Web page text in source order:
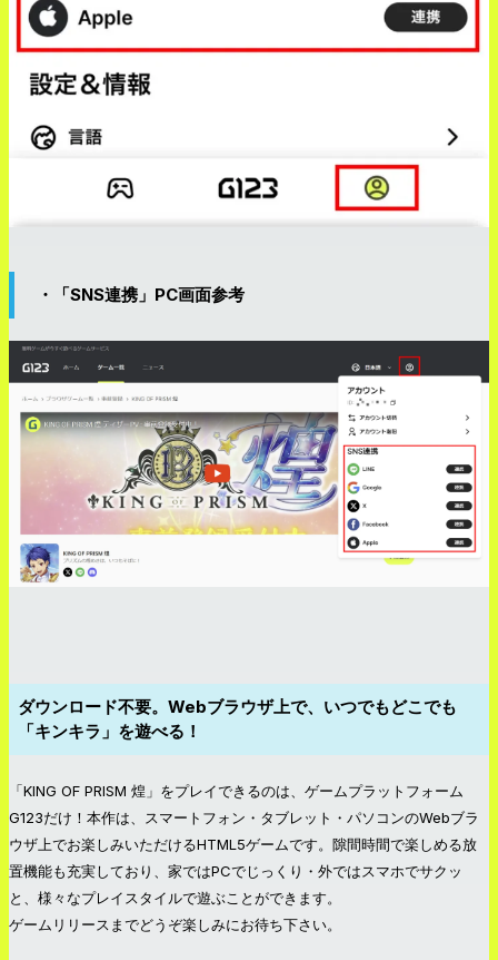
・「SNS連携」PC画面参考
ダウンロード不要。Webブラウザ上で、いつでもどこでも
「キンキラ」を遊べる！
「KING OF PRISM 煌」をプレイできるのは、ゲームプラットフォーム
G123だけ！本作は、スマートフォン・タブレット・パソコンのWebブラ
ウザ上でお楽しみいただけるHTML5ゲームです。隙間時間で楽しめる放
置機能も充実しており、家ではPCでじっくり・外ではスマホでサクッ
と、様々なプレイスタイルで遊ぶことができます。
ゲームリリースまでどうぞ楽しみにお待ち下さい。